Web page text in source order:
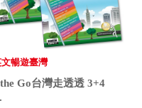
文暢遊臺灣
Go台灣走透透 3+4